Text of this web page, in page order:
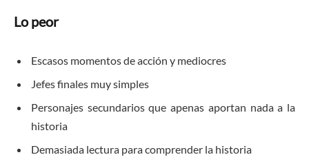
Lo peor
Escasos momentos de acción y mediocres
Jefes finales muy simples
Personajes secundarios que apenas aportan nada a la
historia
Demasiada lectura para comprender la historia